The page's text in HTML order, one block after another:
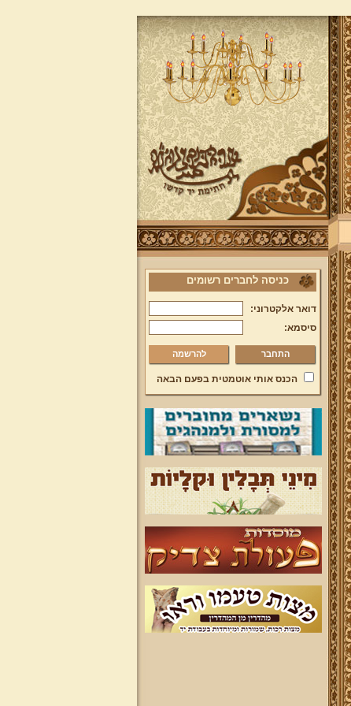
כניסה לחברים רשומים
דואר אלקטרוני:
סיסמא:
להרשמה
הכנס אותי אוטמטית בפעם הבאה